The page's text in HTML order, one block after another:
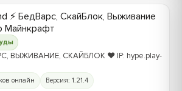
⚡ БедВарс, СкайБлок, Выживание
Майнкрафт
ВЫЖИВАНИЕ, СКАЙБЛОК ❤️ IP: hype.play-
онлайн Версия: 1.21.4